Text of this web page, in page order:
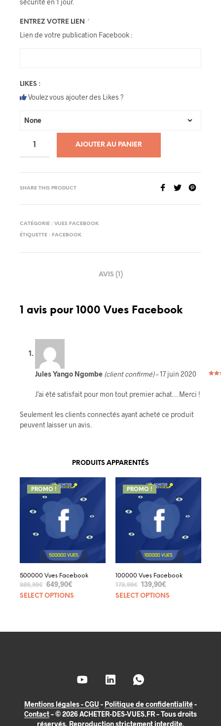
ENTREZ VOTRE LIEN *
Lien de votre publication Facebook :
LIKES :
Voulez vous ajouter des Likes ?
AJOUTER AU PANIER
SHARE THIS PRODUCT
CATÉGORIE : VUES FACEBOOK
ÉTIQUETTE : FACEBOOK
AVIS (1)
1 avis pour 1000 Vues Facebook
Jules Yango Ngombe (client confirmé)–17 juin 2020
J’ai été satisfait pour mon tout premier achat… Merci !
Seulement les clients connectés ayant acheté ce produit
peuvent laisser un avis.
PRODUITS APPARENTÉS
PROMO !
500000 Vues Facebook
889,99€ 649,90€
SELECT OPTIONS
PROMO !
100000 Vues Facebook
179,99€ 139,90€
SELECT OPTIONS
Mentions légales - CGU - Politique de confidentialité-
Contact– © 2026 ACHETER-DES-VUES.FR – Tous droits
réservés. Reproduction strictement interdite.